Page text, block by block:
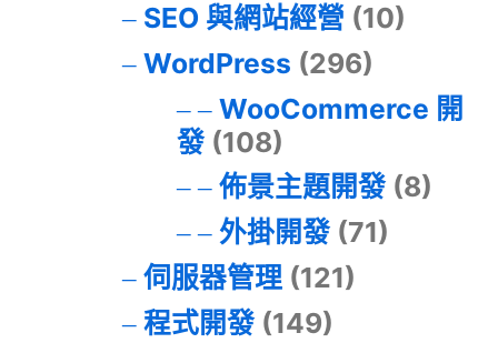
SEO 與網站經營 (10)
WordPress (296)
WooCommerce 開
發(108)
佈景主題開發(8)
外掛開發(71)
伺服器管理(121)
程式開發(149)